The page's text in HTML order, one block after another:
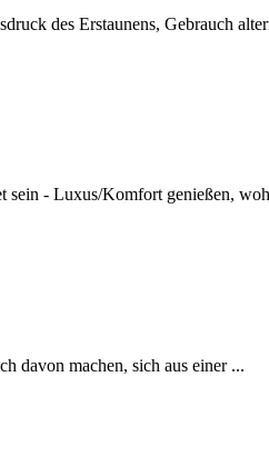
des Erstaunens, Gebrauch
sein - Luxus/Komfort genießen,
davon machen, sich aus einer ...